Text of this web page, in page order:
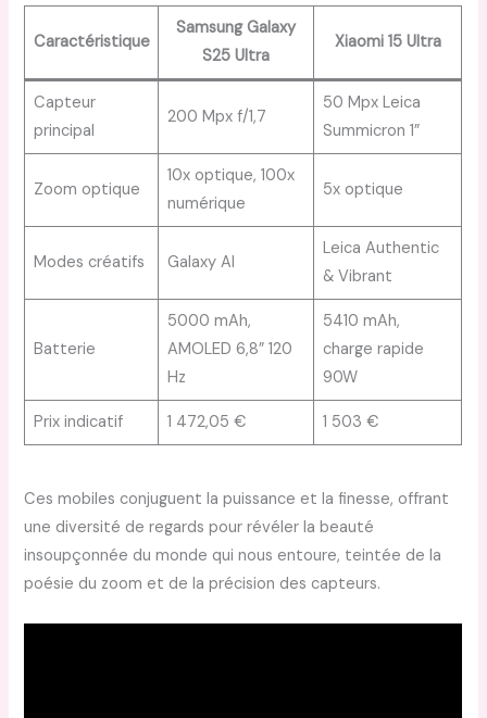
Caractéristique
Samsung Galaxy
S25 Ultra
Xiaomi 15 Ultra
Capteur
principal
200 Mpx f/1,7
50 Mpx Leica
Summicron 1”
Zoom optique
10x optique, 100x
numérique
5x optique
Modes créatifs Galaxy AI
Leica Authentic
& Vibrant
Batterie
5000 mAh,
AMOLED 6,8” 120
Hz
5410 mAh,
charge rapide
90W
Prix indicatif 1 472,05 € 1 503 €
Ces mobiles conjuguent la puissance et la finesse, offrant
une diversité de regards pour révéler la beauté
insoupçonnée du monde qui nous entoure, teintée de la
poésie du zoom et de la précision des capteurs.